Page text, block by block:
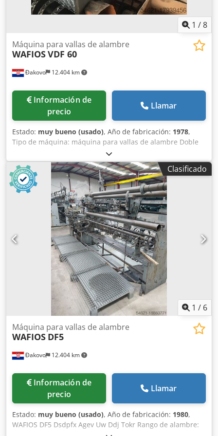
1 /8
Đakovo 12.404 km
Máquina para vallas de alambre
WAFIOSVDF 60
Información de
precio
Llamar
Estado: muy bueno (usado), Año de fabricación: 1978,
Tipo de máquina: máquina para vallas de alambre Doble
espiral Fabricante : WAFIOS Tipo de máquina VDF80 Año
construc: 1978 diámetro del alambre: 1,6-3,8 mm ancho de
malla: 20-80 mm ancho de trabajo: 2000 mm capacidad:
160 m²/h Dkodpovdtaasfx Ag Ter
Clasificado
1 / 6
Đakovo 12.404 km
Máquina para vallas de alambre
WAFIOS DF5
Información de
precio
Llamar
Estado: muy bueno (usado), Año de fabricación: 1980,
WAFIOS DF5 Dsdpfx Agev Uw Ddj Tokr Rango de alambre: